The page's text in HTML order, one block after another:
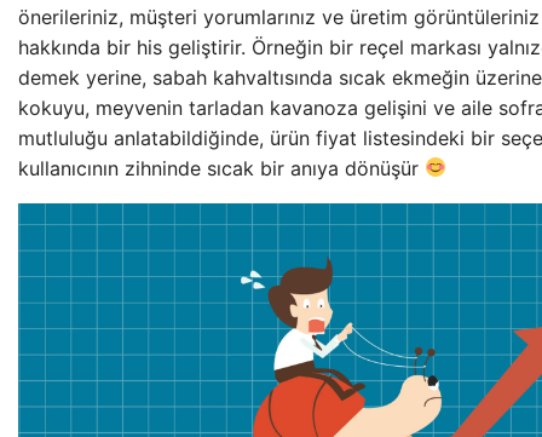
önerileriniz, müşteri yorumlarınız ve üretim
hakkında bir his geliştirir. Örneğin bir reçel markası
demek yerine, sabah kahvaltısında sıcak ekmeğin
kokuyu, meyvenin tarladan kavanoza gelişini ve aile
mutluluğu anlatabildiğinde, ürün fiyat listesindeki bir
kullanıcının zihninde sıcak bir anıya dönüşür